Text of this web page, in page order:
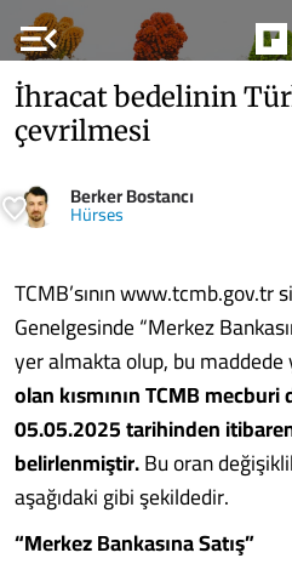
menu_open
İhracat bedelinin
çevrilmesi
Berker Bostancı
Hürses
TCMB’sının www.tcmb.gov.tr
Genelgesinde “Merkez
yer almakta olup, bu
olan kısmının TCMB mecburi
05.05.2025tarihinden
belirlenmiştir.Bu oran
aşağıdaki gibi şekildedir.
“Merkez Bankasına Satış”